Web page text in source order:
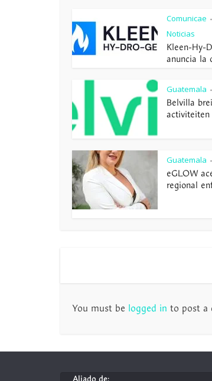
Comunicae •
Noticias
Kleen-Hy-
anuncia la
Guatemala •
Belvilla
activiteiten
Guatemala •
eGLOW
regional
You must be logged in to post a